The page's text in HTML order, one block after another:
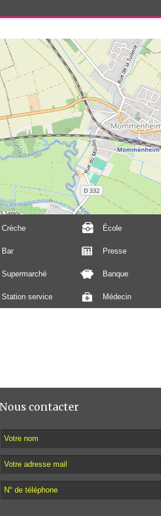
Crèche École
Bar Presse
Supermarché Banque
Station service Médecin
Nous contacter